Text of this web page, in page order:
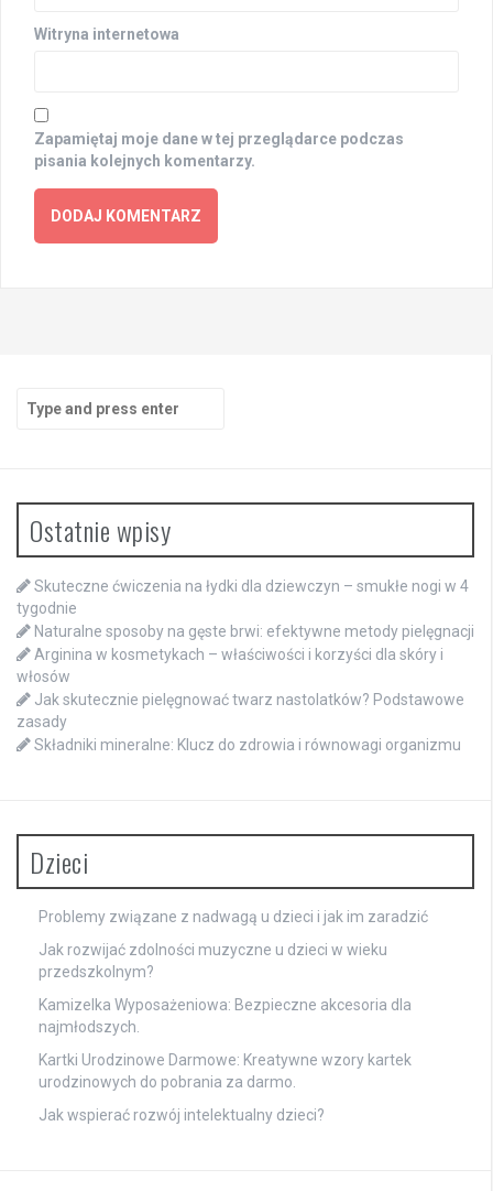
Witryna internetowa
Zapamiętaj moje dane w tej przeglądarce podczas
pisania kolejnych komentarzy.
Search
for:
Ostatnie wpisy
Skuteczne ćwiczenia na łydki dla dziewczyn – smukłe nogi w 4
tygodnie
Naturalne sposoby na gęste brwi: efektywne metody pielęgnacji
Arginina w kosmetykach – właściwości i korzyści dla skóry i
włosów
Jak skutecznie pielęgnować twarz nastolatków? Podstawowe
zasady
Składniki mineralne: Klucz do zdrowia i równowagi organizmu
Dzieci
Problemy związane z nadwagą u dzieci i jak im zaradzić
Jak rozwijać zdolności muzyczne u dzieci w wieku
przedszkolnym?
Kamizelka Wyposażeniowa: Bezpieczne akcesoria dla
najmłodszych.
Kartki Urodzinowe Darmowe: Kreatywne wzory kartek
urodzinowych do pobrania za darmo.
Jak wspierać rozwój intelektualny dzieci?